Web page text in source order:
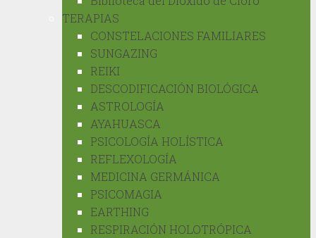
TERAPIAS
CONSTELACIONES FAMILIARES
SUNGAZING
REIKI
DESCODIFICACIÓN BIOLÓGICA
ASTROLOGÍA
AYAHUASCA
PSICOLOGÍA HOLÍSTICA
REFLEXOLOGÍA
MEDICINA GERMÁNICA
PSICOMAGIA
EARTHING
RESPIRACIÓN HOLOTRÓPICA